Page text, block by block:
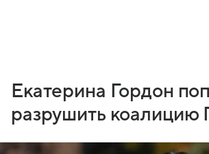
Екатерина Гордон
разрушить коалицию